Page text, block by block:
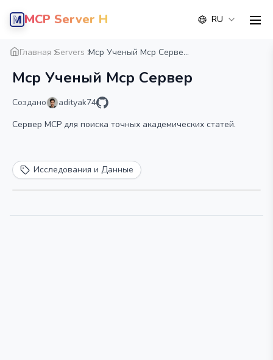
MCP Server Hub RU
Главная Servers Mcp Ученый Mcp Серве...
Mcp Ученый Mcp Сервер
Создано
adityak74
Сервер MCP для поиска точных академических статей.
Исследования и Данные
Обзор Деталь Альтернатива